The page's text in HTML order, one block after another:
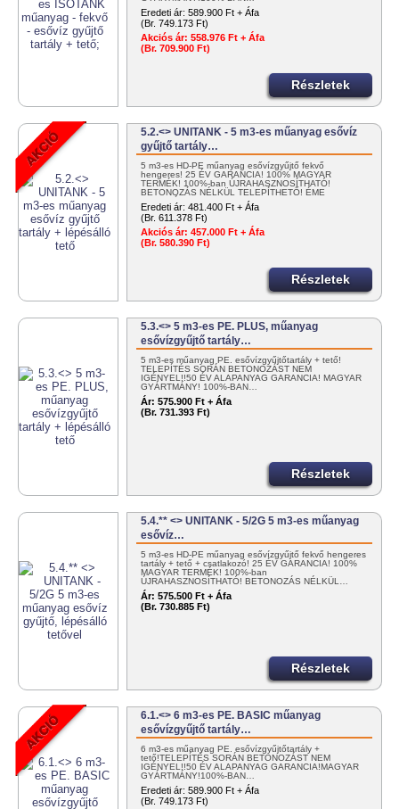
Eredeti ár: 589.900 Ft + Áfa
(Br. 749.173 Ft)
Akciós ár: 558.976 Ft + Áfa
(Br. 709.900 Ft)
Részletek
5.2.<> UNITANK - 5 m3-es műanyag esővíz
gyűjtő tartály…
5 m3-es HD-PE műanyag esővízgyűjtő fekvő
hengeres! 25 ÉV GARANCIA! 100% MAGYAR
TERMÉK! 100%-ban ÚJRAHASZNOSÍTHATÓ!
BETONOZÁS NÉLKÜL TELEPÍTHETŐ! ÉME
ENGEDÉLYES! …
Eredeti ár: 481.400 Ft + Áfa
(Br. 611.378 Ft)
Akciós ár: 457.000 Ft + Áfa
(Br. 580.390 Ft)
Részletek
5.3.<> 5 m3-es PE. PLUS, műanyag
esővízgyűjtő tartály…
5 m3-es műanyag PE. esővízgyűjtőtartály + tető!
TELEPÍTÉS SORÁN BETONOZÁST NEM
IGÉNYEL!!50 ÉV ALAPANYAG GARANCIA! MAGYAR
GYÁRTMÁNY! 100%-BAN…
Ár: 575.900 Ft + Áfa
(Br. 731.393 Ft)
Részletek
5.4.** <> UNITANK - 5/2G 5 m3-es műanyag
esővíz…
5 m3-es HD-PE műanyag esővízgyűjtő fekvő hengeres
tartály + tető + csatlakozó! 25 ÉV GARANCIA! 100%
MAGYAR TERMÉK! 100%-ban
ÚJRAHASZNOSÍTHATÓ! BETONOZÁS NÉLKÜL…
Ár: 575.500 Ft + Áfa
(Br. 730.885 Ft)
Részletek
6.1.<> 6 m3-es PE. BASIC műanyag
esővízgyűjtő tartály…
6 m3-es műanyag PE. esővízgyűjtőtartály +
tető!TELEPÍTÉS SORÁN BETONOZÁST NEM
IGÉNYEL!!50 ÉV ALAPANYAG GARANCIA!MAGYAR
GYÁRTMÁNY!100%-BAN…
Eredeti ár: 589.900 Ft + Áfa
(Br. 749.173 Ft)